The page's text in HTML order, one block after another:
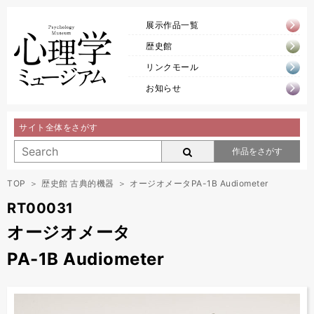
展示作品一覧
歴史館
リンクモール
お知らせ
サイト全体をさがす
作品をさがす
TOP 歴史館 古典的機器 オージオメータPA-1B Audiometer
RT00031
オージオメータ
PA-1B Audiometer